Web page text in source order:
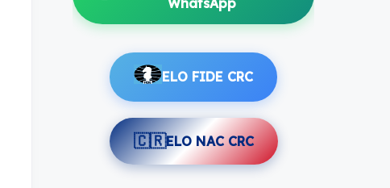
WhatsApp
ELO FIDE CRC
🇨🇷ELO NAC CRC